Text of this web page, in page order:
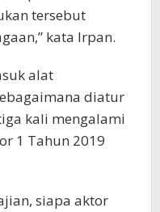
tersebut
kata Irpan.
alat
diatur
kali mengalami
1 Tahun 2019
siapa aktor